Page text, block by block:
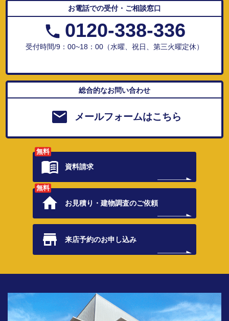
お電話での受付・ご相談窓口
0120-338-336
受付時間/9：00~18：00（水曜、祝日、第三火曜定休）
総合的なお問い合わせ
メールフォームはこちら
無料
資料請求
無料
お見積り・建物調査のご依頼
来店予約のお申し込み